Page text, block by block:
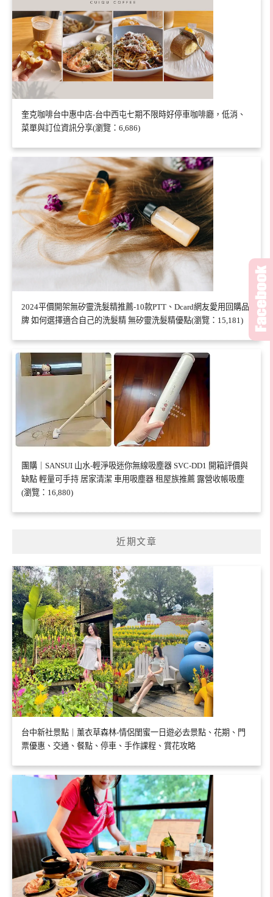
奎克咖啡台中惠中店-台中西屯七期不限時好停車咖啡廳，低消、
菜單與訂位資訊分享(瀏覽：6,686)
2024平價開架無矽靈洗髮精推薦-10款PTT、Dcard網友愛用回購品
牌 如何選擇適合自己的洗髮精 無矽靈洗髮精優點(瀏覽：15,181)
團購｜SANSUI 山水-輕淨吸迷你無線吸塵器 SVC-DD1 開箱評價與
缺點 輕量可手持 居家清潔 車用吸塵器 租屋族推薦 露營收帳吸塵
(瀏覽：16,880)
近期文章
台中新社景點｜薰衣草森林-情侶閨蜜一日遊必去景點、花期、門
票優惠、交通、餐點、停車、手作課程、賞花攻略